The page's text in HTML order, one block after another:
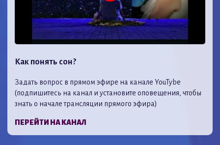
Как понять сон?
Задать вопрос в прямом эфире на канале YouTybe
(подпишитесь на канал и установите оповещения, чтобы
знать о начале трансляции прямого эфира)
ПЕРЕЙТИ НА КАНАЛ